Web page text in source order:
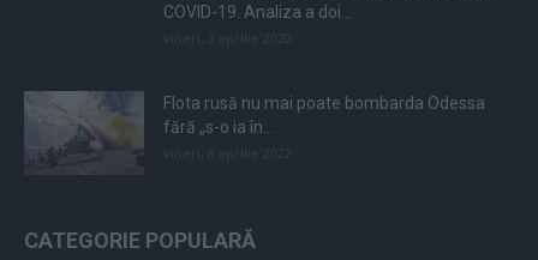
COVID-19. Analiza a doi...
Flota rusă nu mai poate bombarda Odessa
fără „s-o ia în...
CATEGORIE POPULARĂ